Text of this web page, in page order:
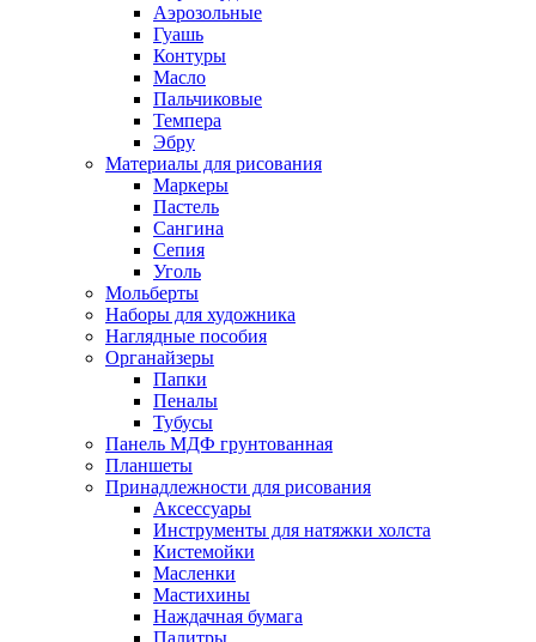
Аэрозольные
Гуашь
Контуры
Масло
Пальчиковые
Темпера
Эбру
Материалы для рисования
Маркеры
Пастель
Сангина
Сепия
Уголь
Мольберты
Наборы для художника
Наглядные пособия
Органайзеры
Папки
Пеналы
Тубусы
Панель МДФ грунтованная
Планшеты
Принадлежности для рисования
Аксессуары
Инструменты для натяжки холста
Кистемойки
Масленки
Мастихины
Наждачная бумага
Палитры